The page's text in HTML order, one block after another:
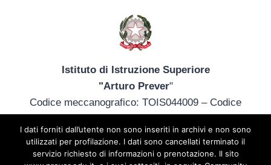
Istituto di Istruzione Superiore
"Arturo Prever"
Codice meccanografico: TOIS044009 – Codice
tel. +39 012172402 – tois044009@istruzione.it –
prever@prever.edu.it
I dati forniti dall’utente non sono inseriti in archivi e non sono
utilizzati per profilazione. I dati sono cancellati terminato il
servizio richiesto di informazioni o prenotazione. Il sito